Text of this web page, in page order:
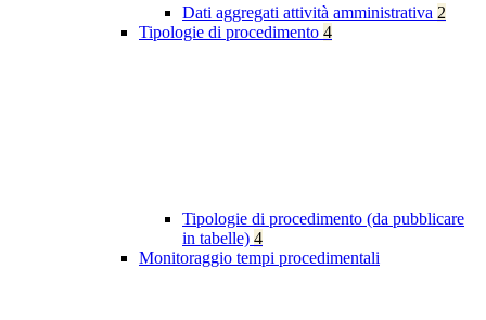
Dati aggregati attività amministrativa 2
Tipologie di procedimento 4
Tipologie di procedimento (da pubblicare
in tabelle) 4
Monitoraggio tempi procedimentali